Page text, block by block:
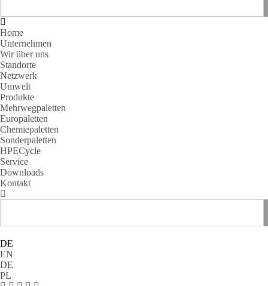
Home
Unternehmen
Wir über uns
Standorte
Netzwerk
Umwelt
Produkte
Mehrwegpaletten
Europaletten
Chemiepaletten
Sonderpaletten
HPECycle
Service
Downloads
Kontakt
DE
EN
DE
PL